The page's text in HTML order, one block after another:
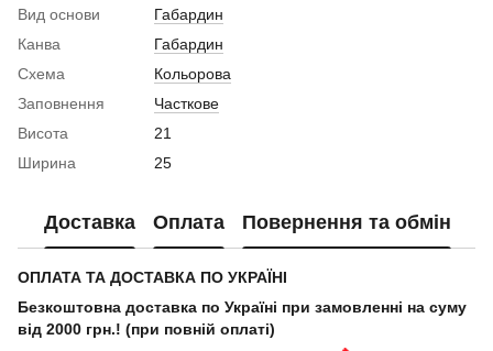
Вид основи
Габардин
Канва
Габардин
Схема
Кольорова
Заповнення
Часткове
Висота
21
Ширина
25
Доставка Оплата Повернення та обмін
ОПЛАТА ТА ДОСТАВКА ПО УКРАЇНІ
Безкоштовна доставка по Україні при замовленні на суму
від 2000 грн.! (при повній оплаті)